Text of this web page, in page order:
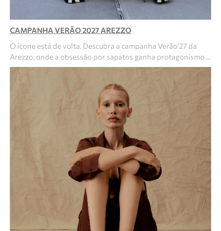
CAMPANHA VERÃO 2027 AREZZO
O ícone está de volta. Descubra a campanha Verão'27 da
Arezzo, onde a obsessão por sapatos ganha protagonismo …